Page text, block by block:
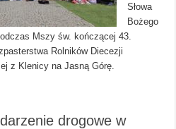
Słowa
Bożego
Mszy św. kończącej 43.
Rolników Diecezji
z Klenicy na Jasną Górę.
drogowe w